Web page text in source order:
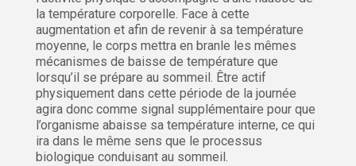
la température corporelle. Face à cette
augmentation et afin de revenir à sa température
moyenne, le corps mettra en branle les mêmes
mécanismes de baisse de température que
lorsqu’il se prépare au sommeil. Être actif
physiquement dans cette période de la journée
agira donc comme signal supplémentaire pour que
l’organisme abaisse sa température interne, ce qui
ira dans le même sens que le processus
biologique conduisant au sommeil.